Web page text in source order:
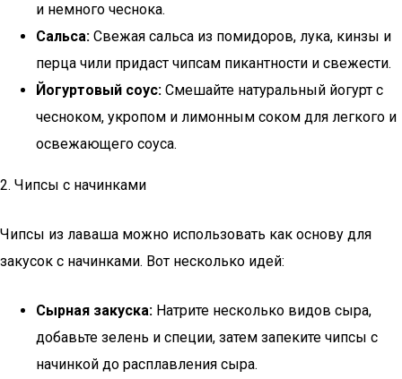
и немного чеснока.
Сальса: Свежая сальса из помидоров, лука, кинзы и
перца чили придаст чипсам пикантности и свежести.
Йогуртовый соус: Смешайте натуральный йогурт с
чесноком, укропом и лимонным соком для легкого и
освежающего соуса.
2. Чипсы с начинками
Чипсы из лаваша можно использовать как основу для
закусок с начинками. Вот несколько идей:
Сырная закуска: Натрите несколько видов сыра,
добавьте зелень и специи, затем запеките чипсы с
начинкой до расплавления сыра.